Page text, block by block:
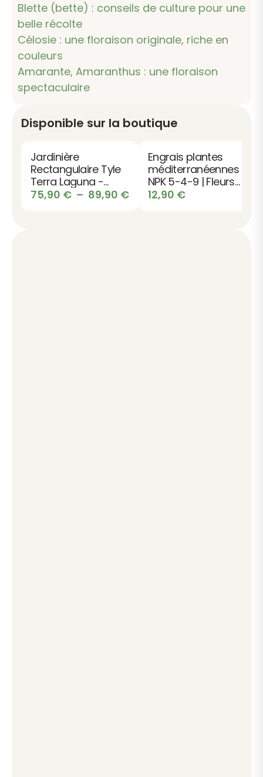
Blette (bette) : conseils de culture pour une
belle récolte
Célosie : une floraison originale, riche en
couleurs
Amarante, Amaranthus : une floraison
spectaculaire
Disponible sur la boutique
Jardinière
Rectangulaire Tyle
Terra Laguna -
Design pour
75,90 € – 89,90 €Plage
Engrais plantes
méditerranéennes
NPK 5-4-9 | Fleurs
du soleil
12,90 €